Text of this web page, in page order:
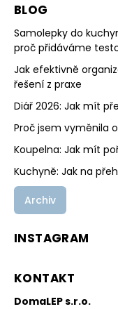
BLOG
Samolepky do
proč přidáváme
Jak efektivně
řešení z praxe
Diář 2026: Jak mít
Proč jsem vyměnila
Koupelna: Jak mít
Kuchyně: Jak na
Archiv
INSTAGRAM
KONTAKT
DomaLEP s.r.o.